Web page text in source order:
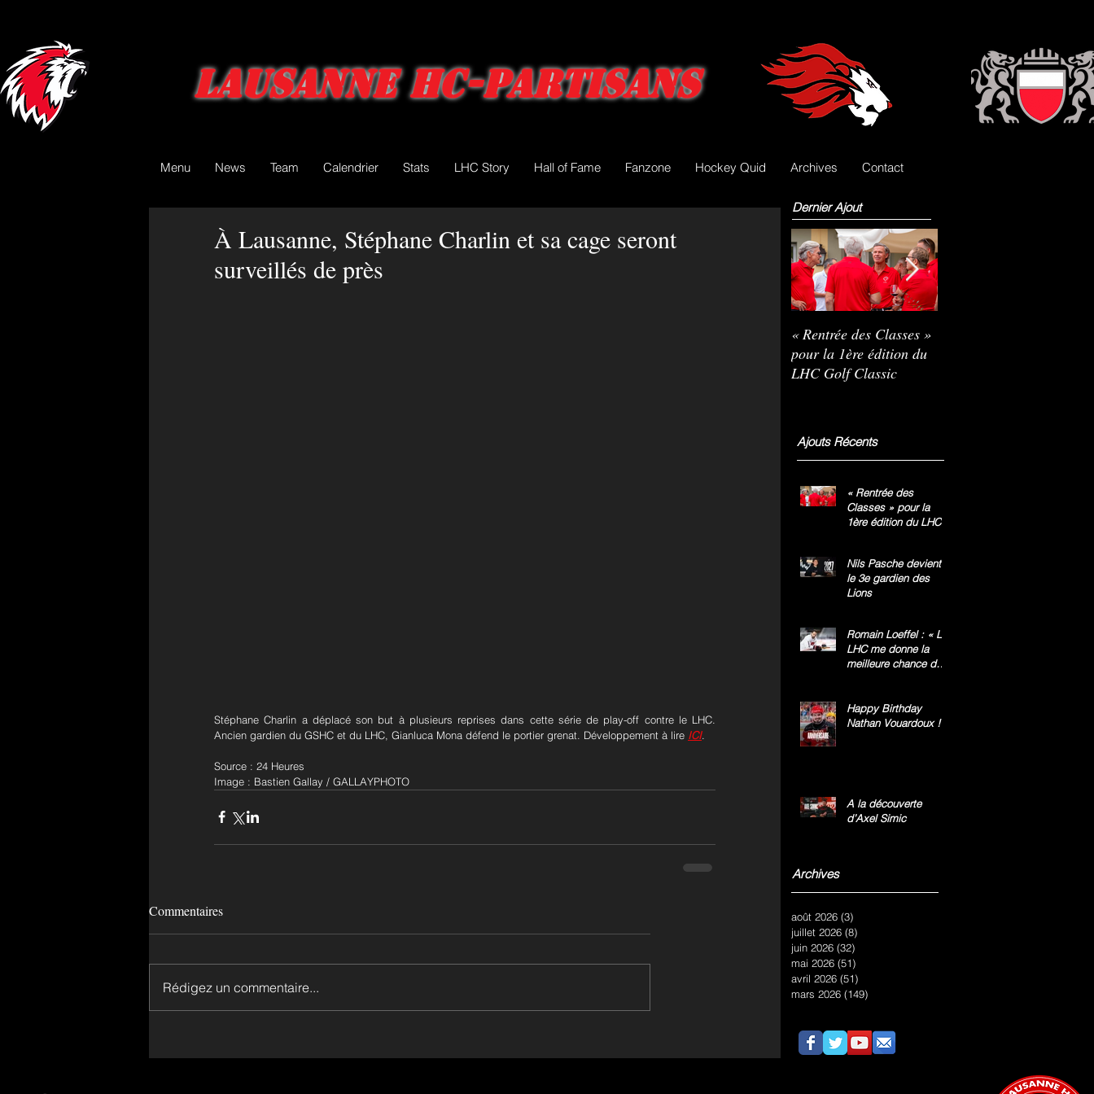
Lausanne HC-Partisans
Menu News Team Calendrier Stats LHC Story Hall of Fame Fanzone Hockey Quid Archives Contact
À Lausanne, Stéphane Charlin et sa cage seront
surveillés de près
Stéphane Charlin a déplacé son but à plusieurs reprises dans cette série de play-off contre le LHC.
Ancien gardien du GSHC et du LHC, Gianluca Mona défend le portier grenat. Développement à lire ICI.
Source : 24 Heures
Image : Bastien Gallay / GALLAYPHOTO
Commentaires
Rédigez un commentaire...
Dernier Ajout
« Rentrée des Classes »
pour la 1ère édition du
LHC Golf Classic
Ajouts Récents
« Rentrée des
Classes » pour la
1ère édition du LHC
Nils Pasche devient
le 3e gardien des
Lions
Romain Loeffel : « Le
LHC me donne la
meilleure chance de
Happy Birthday
Nathan Vouardoux !
A la découverte
d’Axel Simic
Archives
août 2026 (3)
juillet 2026 (8)
juin 2026 (32)
mai 2026 (51)
avril 2026 (51)
mars 2026 (149)